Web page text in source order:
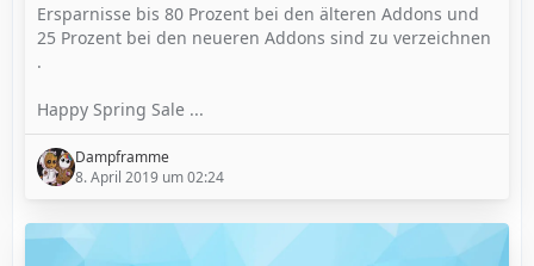
Ersparnisse bis 80 Prozent bei den älteren Addons und
25 Prozent bei den neueren Addons sind zu verzeichnen
.
Happy Spring Sale ...
Dampframme
8. April 2019 um 02:24